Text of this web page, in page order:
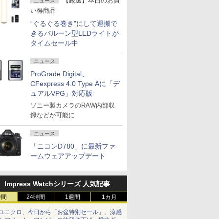
い得商品
“ぐるぐる巻き”にして運搬で
きるバルーン型LEDライトが
タイムセール中
ニュース
ProGrade Digital、
CFexpress 4.0 Type Aに「デ
ュアルVPG」対応版
ソニー製カメラのRAW内部収
録などが可能に
ニュース
「ニコンD780」に最新ファ
ームウェアアップデート
Impress Watchシリーズ 人気記事
24時間 1週間 1カ月
ニクロ、今日から「お盆特別セール」。涼感